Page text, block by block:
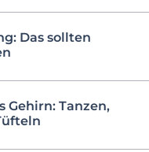
Das sollten
Gehirn: Tanzen,